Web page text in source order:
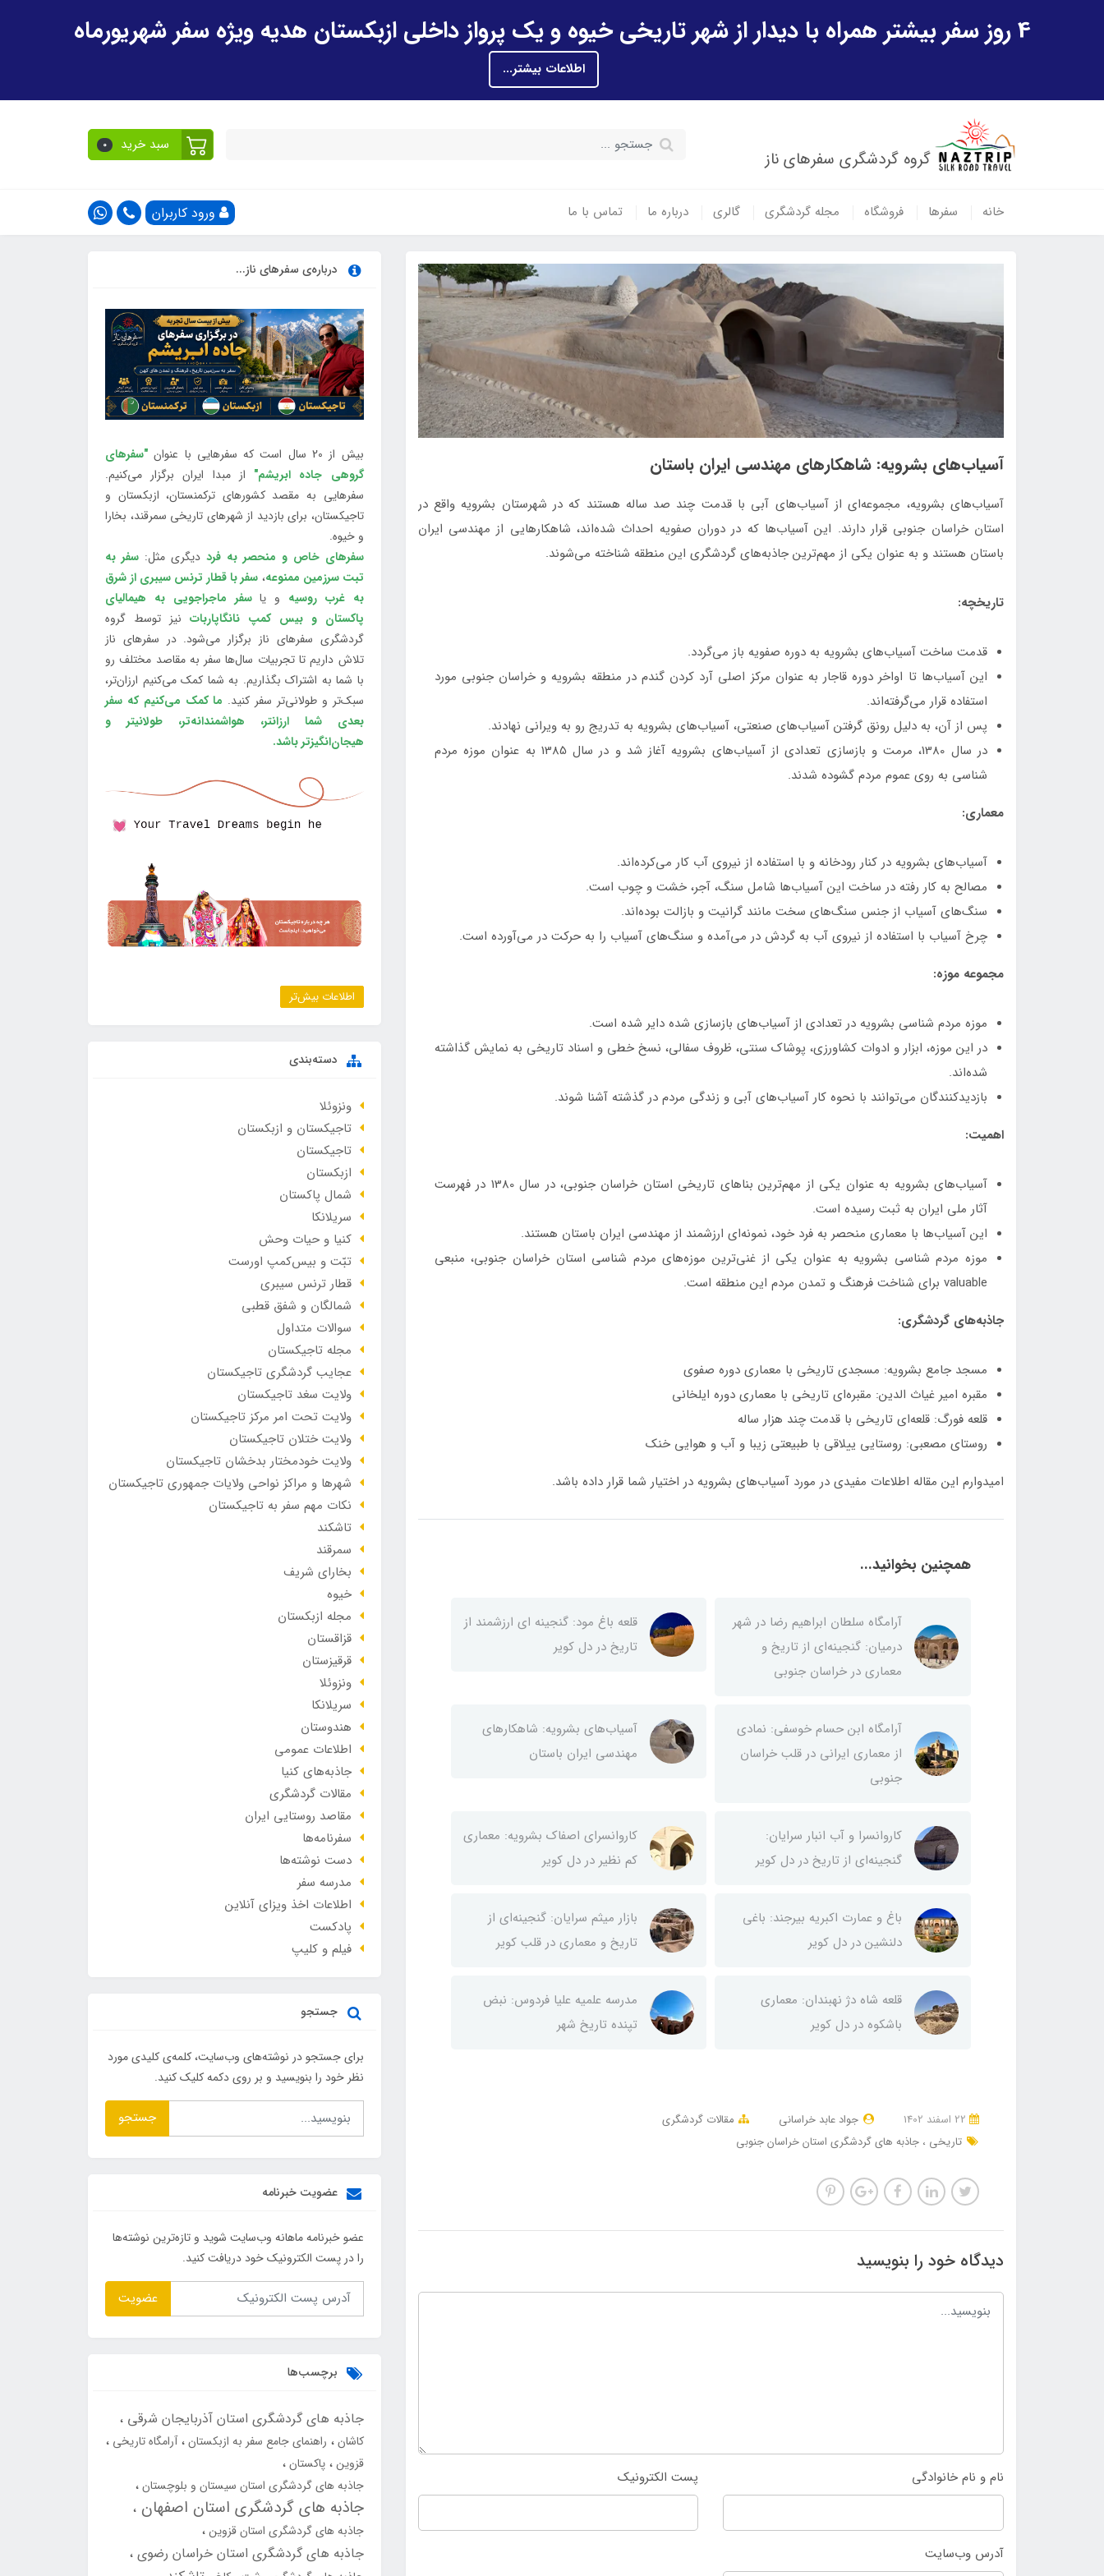
4 روز سفر بیشتر همراه با دیدار از شهر تاریخی خیوه و یک پرواز داخلی ازبکستان هدیه ویژه سفر شهریورماه
اطلاعات بیشتر...
گروه گردشگری سفرهای ناز
سبد خرید 0
خانه سفرها فروشگاه مجله گردشگری گالری درباره ما تماس با ما ورود کاربران
آسیاب‌های بشرویه: شاهکارهای مهندسی ایران باستان
آسیاب‌های بشرویه، مجموعه‌ای از آسیاب‌های آبی با قدمت چند صد ساله هستند که در شهرستان بشرویه واقع در
استان خراسان جنوبی قرار دارند. این آسیاب‌ها که در دوران صفویه احداث شده‌اند، شاهکارهایی از مهندسی ایران
باستان هستند و به عنوان یکی از مهم‌ترین جاذبه‌های گردشگری این منطقه شناخته می‌شوند.
تاریخچه:
قدمت ساخت آسیاب‌های بشرویه به دوره صفویه باز می‌گردد.
این آسیاب‌ها تا اواخر دوره قاجار به عنوان مرکز اصلی آرد کردن گندم در منطقه بشرویه و خراسان جنوبی مورد
استفاده قرار می‌گرفته‌اند.
پس از آن، به دلیل رونق گرفتن آسیاب‌های صنعتی، آسیاب‌های بشرویه به تدریج رو به ویرانی نهادند.
در سال 1380، مرمت و بازسازی تعدادی از آسیاب‌های بشرویه آغاز شد و در سال 1385 به عنوان موزه مردم
شناسی به روی عموم مردم گشوده شدند.
معماری:
آسیاب‌های بشرویه در کنار رودخانه و با استفاده از نیروی آب کار می‌کرده‌اند.
مصالح به کار رفته در ساخت این آسیاب‌ها شامل سنگ، آجر، خشت و چوب است.
سنگ‌های آسیاب از جنس سنگ‌های سخت مانند گرانیت و بازالت بوده‌اند.
چرخ آسیاب با استفاده از نیروی آب به گردش در می‌آمده و سنگ‌های آسیاب را به حرکت در می‌آورده است.
مجموعه موزه:
موزه مردم شناسی بشرویه در تعدادی از آسیاب‌های بازسازی شده دایر شده است.
در این موزه، ابزار و ادوات کشاورزی، پوشاک سنتی، ظروف سفالی، نسخ خطی و اسناد تاریخی به نمایش گذاشته
شده‌اند.
بازدیدکنندگان می‌توانند با نحوه کار آسیاب‌های آبی و زندگی مردم در گذشته آشنا شوند.
اهمیت:
آسیاب‌های بشرویه به عنوان یکی از مهم‌ترین بناهای تاریخی استان خراسان جنوبی، در سال 1380 در فهرست
آثار ملی ایران به ثبت رسیده است.
این آسیاب‌ها با معماری منحصر به فرد خود، نمونه‌ای ارزشمند از مهندسی ایران باستان هستند.
موزه مردم شناسی بشرویه به عنوان یکی از غنی‌ترین موزه‌های مردم شناسی استان خراسان جنوبی، منبعی
valuable برای شناخت فرهنگ و تمدن مردم این منطقه است.
جاذبه‌های گردشگری:
مسجد جامع بشرویه: مسجدی تاریخی با معماری دوره صفوی
مقبره امیر غیاث الدین: مقبره‌ای تاریخی با معماری دوره ایلخانی
قلعه فورگ: قلعه‌ای تاریخی با قدمت چند هزار ساله
روستای مصعبی: روستایی ییلاقی با طبیعتی زیبا و آب و هوایی خنک
امیدوارم این مقاله اطلاعات مفیدی در مورد آسیاب‌های بشرویه در اختیار شما قرار داده باشد.
همچنین بخوانید...
آرامگاه سلطان ابراهیم رضا در شهر
درمیان: گنجینه‌ای از تاریخ و
معماری در خراسان جنوبی
قلعه باغ مود: گنجینه ای ارزشمند از
تاریخ در دل کویر
آرامگاه ابن حسام خوسفی: نمادی
از معماری ایرانی در قلب خراسان
جنوبی
آسیاب‌های بشرویه: شاهکارهای
مهندسی ایران باستان
کاروانسرا و آب انبار سرایان:
گنجینه‌ای از تاریخ در دل کویر
کاروانسرای اصفاک بشرویه: معماری
کم نظیر در دل کویر
باغ و عمارت اکبریه بیرجند: باغی
دلنشین در دل کویر
بازار میثم سرایان: گنجینه‌ای از
تاریخ و معماری در قلب کویر
قلعه شاه دژ نهبندان: معماری
باشکوه در دل کویر
مدرسه علمیه علیا فردوس: نبض
تپنده تاریخ شهر
جواد عابد خراسانی
مقالات گردشگری
تاریخی
جاذبه های گردشگری استان خراسان جنوبی
دیدگاه خود را بنویسید
نام و نام خانوادگی پست الکترونیک
آدرس وب‌سایت
درباره‌ی سفرهای ناز...
بیش از 20 سال است که سفرهایی با عنوان
"سفرهای
گروهی جاده ابریشم" از مبدا ایران برگزار می‌کنیم.
سفرهایی به مقصد کشورهای ترکمنستان، ازبکستان و
تاجیکستان، برای بازدید از شهرهای تاریخی سمرقند، بخارا
و خیوه.
سفرهای خاص و منحصر به فرددیگری مثل:سفر به
تبت سرزمین ممنوعه، سفر با قطار ترنس سیبری از شرق
به غرب روسیه و یاسفر ماجراجویی به هیمالیای
پاکستان و بیس کمپ نانگاپاربات نیز توسط گروه
گردشگری سفرهای ناز برگزار می‌شود. در سفرهای ناز
تلاش داریم تا تجربیات سال‌ها سفر به مقاصد مختلف رو
با شما به اشتراک بگذاریم. به شما کمک می‌کنیم ارزان‌تر،
سبک‌تر و طولانی‌تر سفر کنید. ما کمک می‌کنیم که سفر
بعدی شما ارزانتر، هواشمندانه‌تر، طولانی‎تر و
هیجان‌انگیزتر باشد.
اطلاعات بیش‌تر
دسته‌بندی
ونزوئلا
تاجیکستان و ازبکستان
تاجیکستان
ازبکستان
شمال پاکستان
سریلانکا
کنیا و حیات وحش
تبّت و بیس‌کمپ اورست
قطار ترنس سیبری
شمالگان و شفق قطبی
سوالات متداول
مجله تاجیکستان
عجایب گردشگری تاجیکستان
ولایت سغد تاجیکستان
ولایت تحت امر مرکز تاجیکستان
ولایت ختلان تاجیکستان
ولایت خودمختار بدخشان تاجیکستان
شهرها و مراکز نواحی ولایات جمهوری تاجیکستان
نکات مهم سفر به تاجیکستان
تاشکند
سمرقند
بخارای شریف
خیوه
مجله ازبکستان
قزاقستان
قرقیزستان
ونزوئلا
سریلانکا
هندوستان
اطلاعات عمومی
جاذبه‌های کنیا
مقالات گردشگری
مقاصد روستایی ایران
سفرنامه‌ها
دست نوشته‌ها
مدرسه سفر
اطلاعات اخذ ویزای آنلاین
پادکست
فیلم و کلیپ
جستجو
برای جستجو در نوشته‌های وب‌سایت، کلمه‌ی کلیدی مورد
نظر خود را بنویسید و بر روی دکمه کلیک کنید.
جستجو
عضویت خبرنامه
عضو خبرنامه ماهانه وب‌سایت شوید و تازه‌ترین نوشته‌ها
را در پست الکترونیک خود دریافت کنید.
عضویت
برچسب‌ها
جاذبه های گردشگری استان آذربایجان شرقی
کاشان راهنمای جامع سفر به ازبکستان آرامگاه تاریخی
قزوین پاکستان
جاذبه های گردشگری استان سیستان و بلوچستان
جاذبه های گردشگری استان اصفهان
جاذبه های گردشگری استان قزوین
جاذبه های گردشگری استان خراسان رضوی